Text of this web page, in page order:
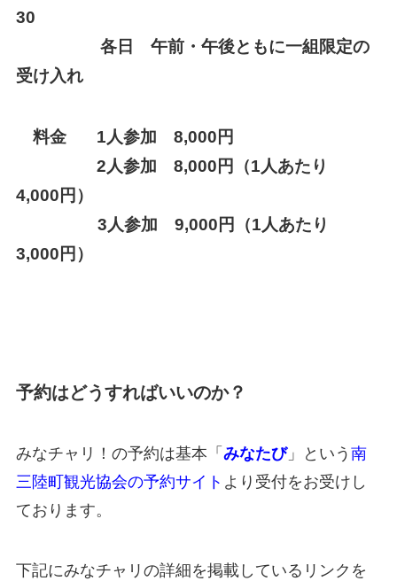
30
各日 午前・午後ともに一組限定の
受け入れ
料金 1人参加 8,000円
2人参加 8,000円（1人あたり
4,000円）
3人参加 9,000円（1人あたり
3,000円）
予約はどうすればいいのか？
みなチャリ！の予約は基本「 みなたび」という 南
三陸町観光協会の予約サイト より受付をお受けし
ております。
下記にみなチャリの詳細を掲載しているリンクを